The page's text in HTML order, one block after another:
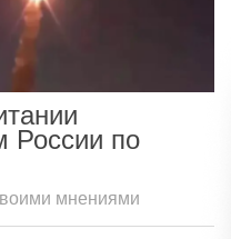
России по
мнениями